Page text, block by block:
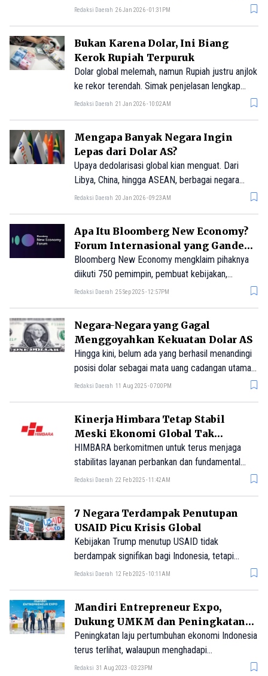
pandemi 2020, krisis mengubah arah ekonomi
Redaksi Daerah 26 Jan 2026 - 01:31PM
Bukan Karena Dolar, Ini Biang
Kerok Rupiah Terpuruk
Dolar global melemah, namun Rupiah justru anjlok
ke rekor terendah. Simak penjelasan lengkap
faktor global dan domestik yang menekan Rupiah.
Redaksi Daerah 21 Jan 2026 - 10:02AM
Mengapa Banyak Negara Ingin
Lepas dari Dolar AS?
Upaya dedolarisasi global kian menguat. Dari
Libya, China, hingga ASEAN, berbagai negara
berusaha mengurangi dominasi dolar AS di
Redaksi Daerah 20 Jan 2026 - 09:23AM
Apa Itu Bloomberg New Economy?
Forum Internasional yang Gandeng
Jokowi
Bloomberg New Economy mengklaim pihaknya
diikuti 750 pemimpin, pembuat kebijakan,
eksekutif, visioner, ilmuwan, dan wirausahawan
Redaksi Daerah 25 Sep 2025 - 12:57PM
Negara-Negara yang Gagal
Menggoyahkan Kekuatan Dolar AS
Hingga kini, belum ada yang berhasil menandingi
posisi dolar sebagai mata uang cadangan utama
global. Dari euro hingga yuan, dari proposal dinar
Redaksi Daerah 11 Aug 2025 - 07:00PM
Kinerja Himbara Tetap Stabil
Meski Ekonomi Global Tak
Menentu
HIMBARA berkomitmen untuk terus menjaga
stabilitas layanan perbankan dan fundamental
kinerja dengan tata kelola yang baik, serta
Redaksi Daerah 22 Feb 2025 - 11:42AM
7 Negara Terdampak Penutupan
USAID Picu Krisis Global
Kebijakan Trump menutup USAID tidak
berdampak signifikan bagi Indonesia, tetapi
negara seperti Ukraina, Ethiopia, dan Afghanistan
Redaksi Daerah 12 Feb 2025 - 10:11AM
Mandiri Entrepreneur Expo,
Dukung UMKM dan Peningkatan
Pertumbuhan Ekonomi
Peningkatan laju pertumbuhan ekonomi Indonesia
terus terlihat, walaupun menghadapi
ketidakpastian akibat faktor ekonomi global.
Redaksi 31 Aug 2023 - 03:23PM